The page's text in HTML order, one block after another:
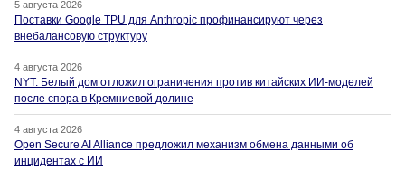
5 августа 2026
Поставки Google TPU для Anthropic профинансируют через
внебалансовую структуру
4 августа 2026
NYT: Белый дом отложил ограничения против китайских ИИ-моделей
после спора в Кремниевой долине
4 августа 2026
Open Secure AI Alliance предложил механизм обмена данными об
инцидентах с ИИ